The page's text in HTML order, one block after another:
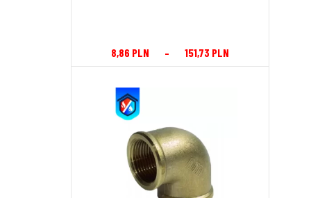
8,86 PLN – 151,73 PLN